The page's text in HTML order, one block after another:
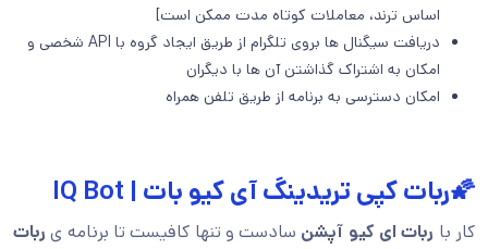
اساس ترند، معاملات کوتاه مدت ممکن است]
دریافت سیگنال ها بروی تلگرام از طریق ایجاد گروه با API شخصی و
امکان به اشتراک گذاشتن آن ها با دیگران
امکان دسترسی به برنامه از طریق تلفن همراه
🌠ربات کپی تریدینگ آی کیو بات | IQ Bot
کار با ربات ای کیو آپشن سادست و تنها کافیست تا برنامه ی ربات